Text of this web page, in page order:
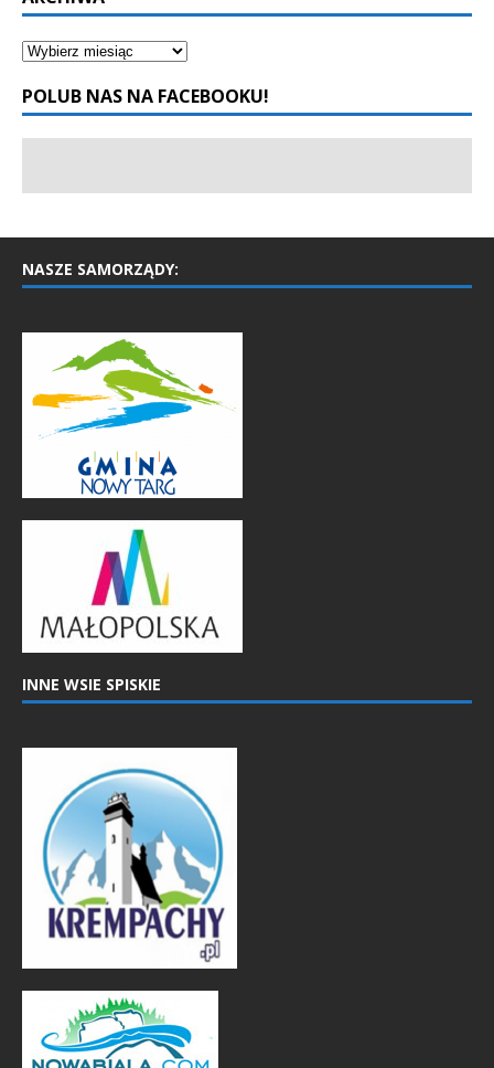
POLUB NAS NA FACEBOOKU!
NASZE SAMORZĄDY:
INNE WSIE SPISKIE